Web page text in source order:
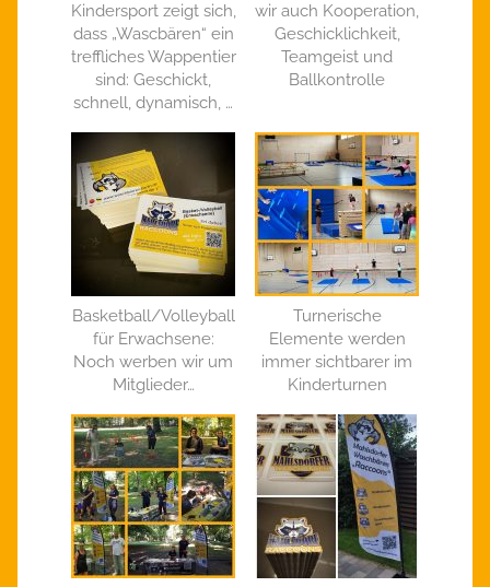
Kindersport zeigt sich,
dass „Wascbären“ ein
treffliches Wappentier
sind: Geschickt,
schnell, dynamisch, …
wir auch Kooperation,
Geschicklichkeit,
Teamgeist und
Ballkontrolle
Basketball/Volleyball
für Erwachsene:
Noch werben wir um
Mitglieder…
Turnerische
Elemente werden
immer sichtbarer im
Kinderturnen